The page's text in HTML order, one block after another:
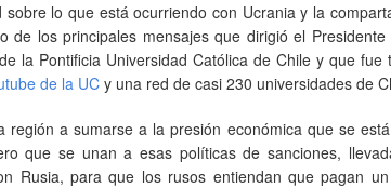
sobre lo que está ocurriendo con Ucrania y la
de los principales mensajes que dirigió el Presidente
la Pontificia Universidad Católica de Chile y que fue
de la UCy una red de casi 230 universidades de
a sumarse a la presión económica que se
que se unan a esas políticas de sanciones,
Rusia, para que los rusos entiendan que pagan